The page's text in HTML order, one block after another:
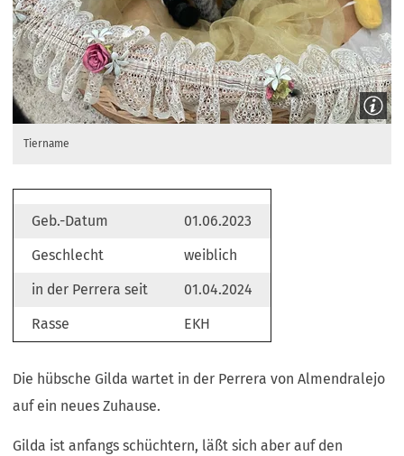
Tiername
Geb.-Datum
01.06.2023
Geschlecht
weiblich
in der Perrera seit
01.04.2024
Rasse
EKH
Die hübsche Gilda wartet in der Perrera von Almendralejo
auf ein neues Zuhause.
Gilda ist anfangs schüchtern, läßt sich aber auf den